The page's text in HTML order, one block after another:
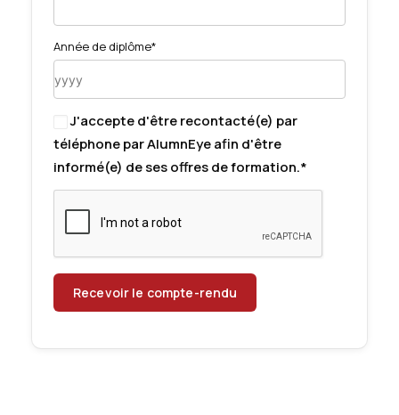
Année de diplôme*
J'accepte d'être recontacté(e) par
téléphone par AlumnEye afin d'être
informé(e) de ses offres de formation.*